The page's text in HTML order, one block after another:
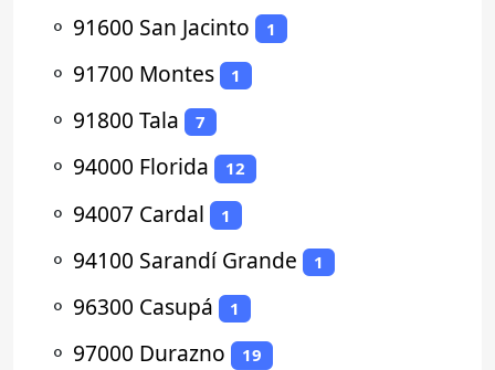
⚬ 91600 San Jacinto 1
⚬ 91700 Montes 1
⚬ 91800 Tala 7
⚬ 94000 Florida 12
⚬ 94007 Cardal 1
⚬ 94100 Sarandí Grande 1
⚬ 96300 Casupá 1
⚬ 97000 Durazno 19